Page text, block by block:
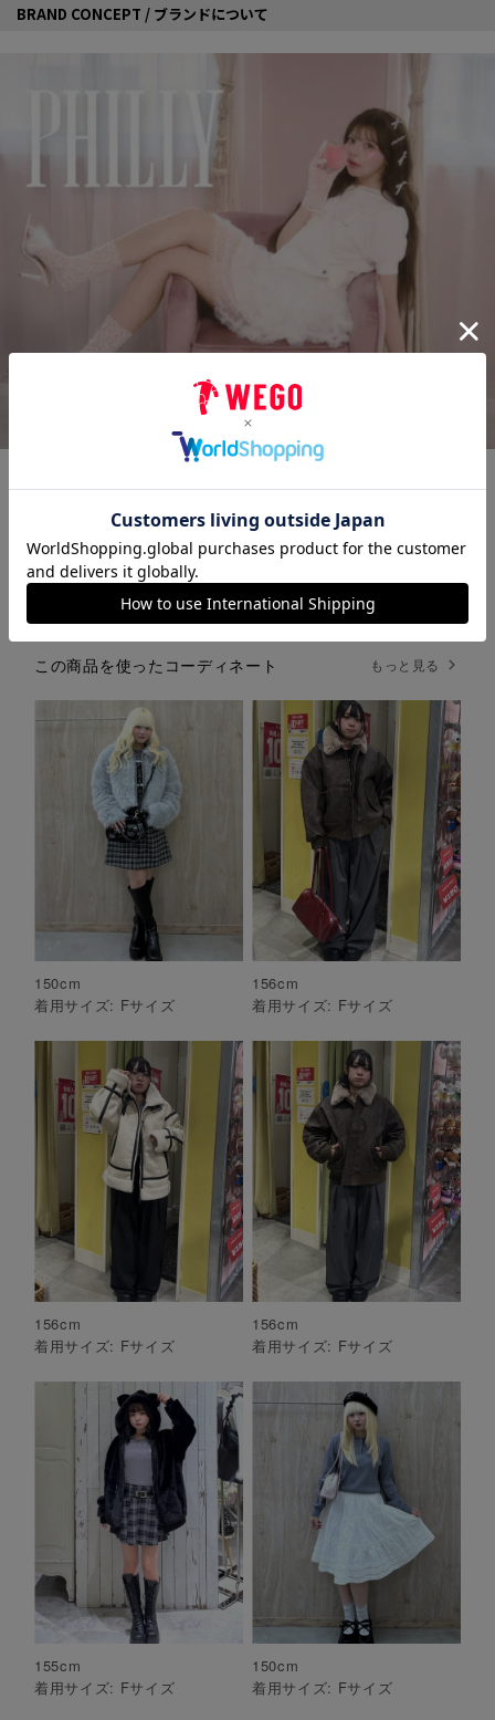
BRAND CONCEPT / ブランドについて
ブランドページ カテゴリ一覧
この商品を使ったコーディネート もっと見る
150cm
着用サイズ: Fサイズ
156cm
着用サイズ: Fサイズ
156cm
着用サイズ: Fサイズ
156cm
着用サイズ: Fサイズ
155cm
着用サイズ: Fサイズ
150cm
着用サイズ: Fサイズ